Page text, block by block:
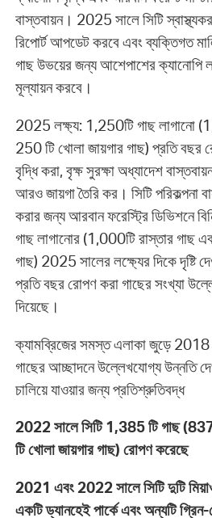
বাস্তবায়ন। 2025 সালে সিটি
রিপোর্ট আপডেট করবে এবং ব্যক্তিগত
গাছ উভয়ের জন্য আশেপাশের ক্যানোপি
মূল্যায়ন করবে।
2025 লক্ষ্য: 1,250টি গাছ লাগানো
250 টি খোলা জায়গার গাছ) প্রতি বছর
বৃদ্ধি করা, বৃক্ষ সুরক্ষা অধ্যাদেশ
আরও জায়গা তৈরি কর। সিটি পরিকল্পনা
করার জন্য আরবান ফরেস্ট্রি ডিভিশনে
গাছ লাগানোর (1,000টি রাস্তার গাছ
গাছ) 2025 সালের লক্ষ্যের দিকে দৃষ্টি
প্রতি বছর রোপণ করা গাছের সংখ্যা
দিয়েছে।
ক্যামব্রিজের সমস্ত এলাকা জুড়ে
গাছের আচ্ছাদনে উল্লেখযোগ্য উন্নতি
চালিয়ে যাওয়ার জন্য প্রতিশ্রুতিবদ্ধ
2022 সালে সিটি 1,385 টি গাছ
টি খোলা জায়গার গাছ) রোপণ করেছে
2021 এবং 2022 সালে সিটি দুটি
একটি ড্যানহেই পার্কে এবং অন্যটি